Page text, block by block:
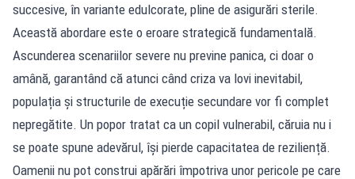
succesive, în variante edulcorate, pline de asigurări sterile.
Această abordare este o eroare strategică fundamentală.
Ascunderea scenariilor severe nu previne panica, ci doar o
amână, garantând că atunci când criza va lovi inevitabil,
populația și structurile de execuție secundare vor fi complet
nepregătite. Un popor tratat ca un copil vulnerabil, căruia nu i
se poate spune adevărul, își pierde capacitatea de reziliență.
Oamenii nu pot construi apărări împotriva unor pericole pe care